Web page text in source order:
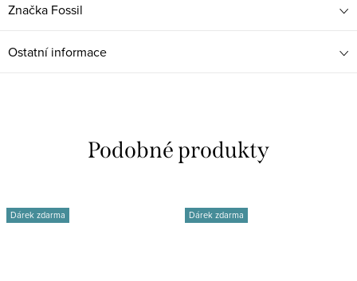
Značka Fossil
Ostatní informace
Dárek zdarma Dárek zdarma